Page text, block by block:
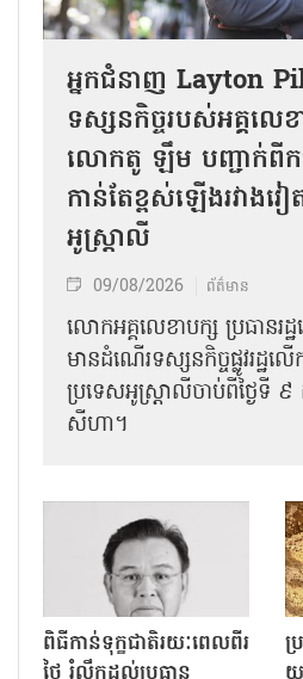
អ្នកជំនាញ Layton
ទស្សនកិច្ចរបស់អគ្គលេខ
លោកតូ ឡឹម បញ្ជាក់ពីក
កាន់តែខ្ពស់ឡើងរវាង
អូស្ត្រាលី
09/08/2026 ព័ត៌មាន
លោកអគ្គលេខាបក្ស ប្រធាន
មានដំណើរទស្សនកិច្ចផ្លូវរដ្ឋ
ប្រទេសអូស្ត្រាលីចាប់ពីថ្ងៃទី
សីហា។
ពិធីកាន់ទុក្ខជាតិរយៈពេលពីរ
ប្